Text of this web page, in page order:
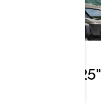
táctil de 10.25"